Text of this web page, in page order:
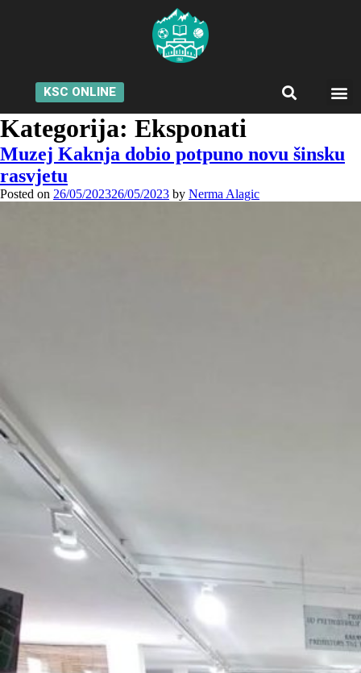
KSC ONLINE
Kategorija: Eksponati
Muzej Kaknja dobio potpuno novu šinsku
rasvjetu
Posted on 26/05/202326/05/2023 by Nerma Alagic